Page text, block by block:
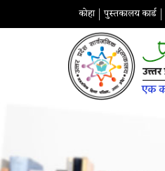
कोहा पुस्तकालय कार्ड